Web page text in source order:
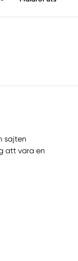
sajten
att vara en